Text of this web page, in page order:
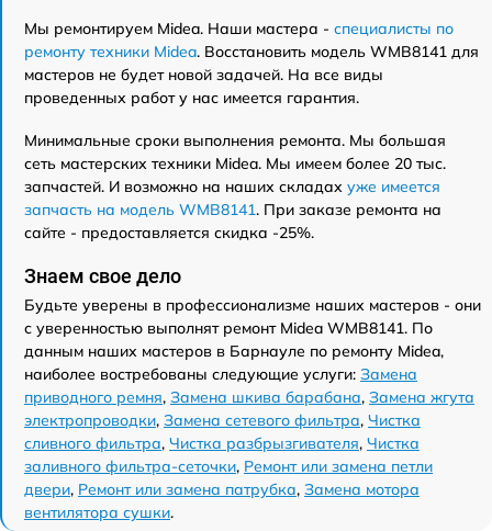
Мы ремонтируем Midea. Наши мастера - специалисты по
ремонту техники Midea. Восстановить модель WMB8141 для
мастеров не будет новой задачей. На все виды
проведенных работ у нас имеется гарантия.
Минимальные сроки выполнения ремонта. Мы большая
сеть мастерских техники Midea. Мы имеем более 20 тыс.
запчастей. И возможно на наших складах уже имеется
запчасть на модель WMB8141. При заказе ремонта на
сайте - предоставляется скидка -25%.
Знаем свое дело
Будьте уверены в профессионализме наших мастеров - они
с уверенностью выполнят ремонт Midea WMB8141. По
данным наших мастеров в Барнауле по ремонту Midea,
наиболее востребованы следующие услуги: Замена
приводного ремня, Замена шкива барабана, Замена жгута
электропроводки, Замена сетевого фильтра, Чистка
сливного фильтра, Чистка разбрызгивателя, Чистка
заливного фильтра-сеточки, Ремонт или замена петли
двери, Ремонт или замена патрубка, Замена мотора
вентилятора сушки.